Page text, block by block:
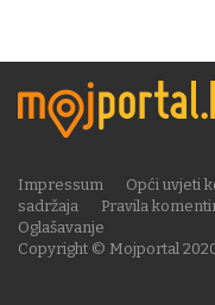
Copyright © Mojportal
Impressum Opći uvjeti
sadržaja
Pravila
Oglašavanje